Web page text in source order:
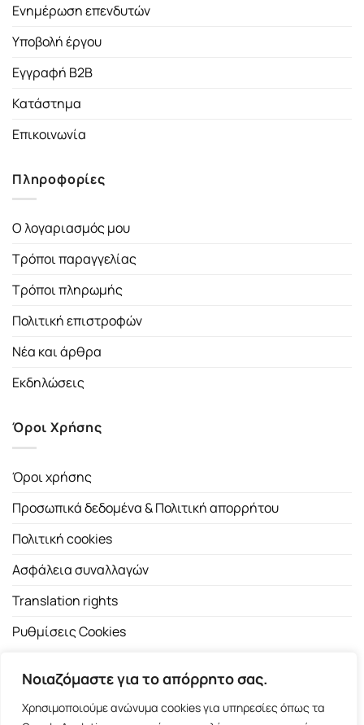
Νοιαζόμαστε για το απόρρητο σας.
Χρησιμοποιούμε ανώνυμα cookies για υπηρεσίες όπως τα
Ενημέρωση επενδυτών
Υποβολή έργου
Εγγραφή B2B
Κατάστημα
Επικοινωνία
Πληροφορίες
Ο λογαριασμός μου
Τρόποι παραγγελίας
Τρόποι πληρωμής
Πολιτική επιστροφών
Νέα και άρθρα
Εκδηλώσεις
Όροι Χρήσης
Όροι χρήσης
Προσωπικά δεδομένα & Πολιτική απορρήτου
Πολιτική cookies
Ασφάλεια συναλλαγών
Translation rights
Ρυθμίσεις Cookies